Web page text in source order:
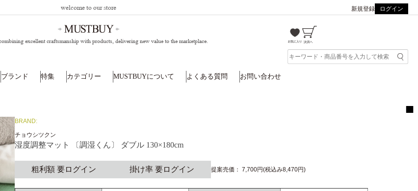
welcome to our store 新規登録 ログイン
excellent craftsmanship with products,delivering new value to the marketplace.
ブランド 特集 カテゴリー MUSTBUYについて よくある質問 お問い合わせ
BRAND:
チョウシツクン
湿度調整マット 〔調湿くん〕 ダブル 130×180cm
粗利額 要ログイン 掛け率 要ログイン 提案売価： 7,700円(税込み8,470円)